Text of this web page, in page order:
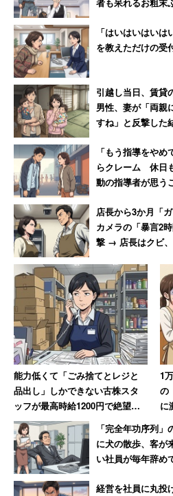
業務に支障のあるミスを指摘す
起こってしまったことを変える
る」ことが仕事の成果に繋がら
くわかっているのでしょう。羨
また、アンガーマネジメントで
という考え方が守られないとき
ます。質問者は、上司や同僚の
すが、実は「失敗したら怒られ
と違うやり方が、気に入らなか
「はいはいはい
を教えただけの受
引越し当日、賃貸
男性、妻が「両親
すね」と反撃した
「もう指導をや
らクレーム 休日
動の指導者が思う
店長から3か月「
カメラの「暴言2
撃 → 店長はクビ
能力低くて「ごみ捨てとレジと
品出し」しかできない古株スタ
ッフが最高時給1200円で絶望、
時給が25円低い女性のやる気は
消滅
1
の
に
大
「完全年功序列
に犬の散歩、客が
い社員が毎年辞め
経営を社員に丸投